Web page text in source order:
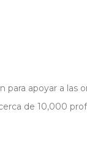
para apoyar a
de 10,000